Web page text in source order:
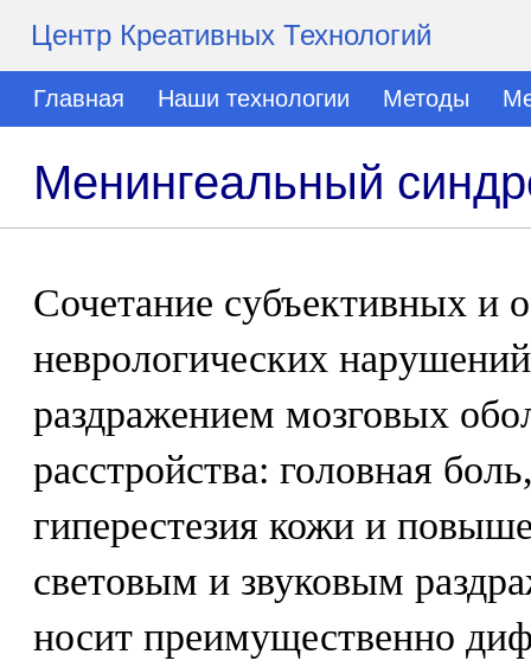
Центр Креативных Технологий
Главная Наши технологии Методы
Менингеальный
Сочетание субъективных и
неврологических
раздражением мозговых
расстройства: головная
гиперестезия кожи и
световым и звуковым
носит преимущественно